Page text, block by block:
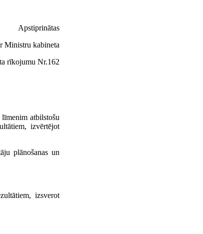
Apstiprinātas
Ministru kabineta
rīkojumu Nr.162
atbilstošu
izvērtējot
plānošanas un
izsverot